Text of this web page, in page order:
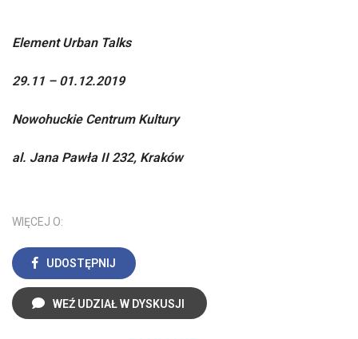
Element Urban Talks
29.11 – 01.12.2019
Nowohuckie Centrum Kultury
al. Jana Pawła II 232, Kraków
WIĘCEJ O:
UDOSTĘPNIJ
WEŹ UDZIAŁ W DYSKUSJI